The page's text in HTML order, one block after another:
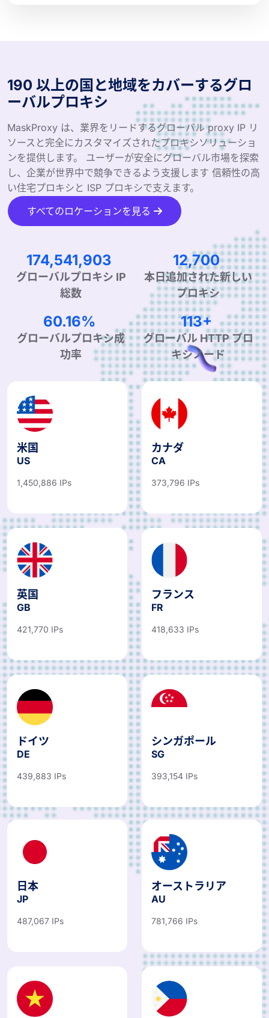
190 以上の国と地域をカバーするグロ
ーバルプロキシ
MaskProxy は、業界をリードするグローバル proxy IP リ
ソースと完全にカスタマイズされたプロキシソリューショ
ンを提供します。 ユーザーが安全にグローバル市場を探索
し、企業が世界中で競争できるよう支援します 信頼性の高
い住宅プロキシと ISP プロキシで支えます。
すべてのロケーションを見る
287,149,582
グローバルプロキシ IP
総数
20,894
本日追加された新しい
プロキシ
98.98%
グローバルプロキシ成
功率
188+
グローバル HTTP プロ
キシノード
米国
US
1,450,886 IPs
カナダ
CA
373,796 IPs
英国
GB
421,770 IPs
フランス
FR
418,633 IPs
ドイツ
DE
439,883 IPs
シンガポール
SG
393,154 IPs
日本
JP
487,067 IPs
オーストラリア
AU
781,766 IPs